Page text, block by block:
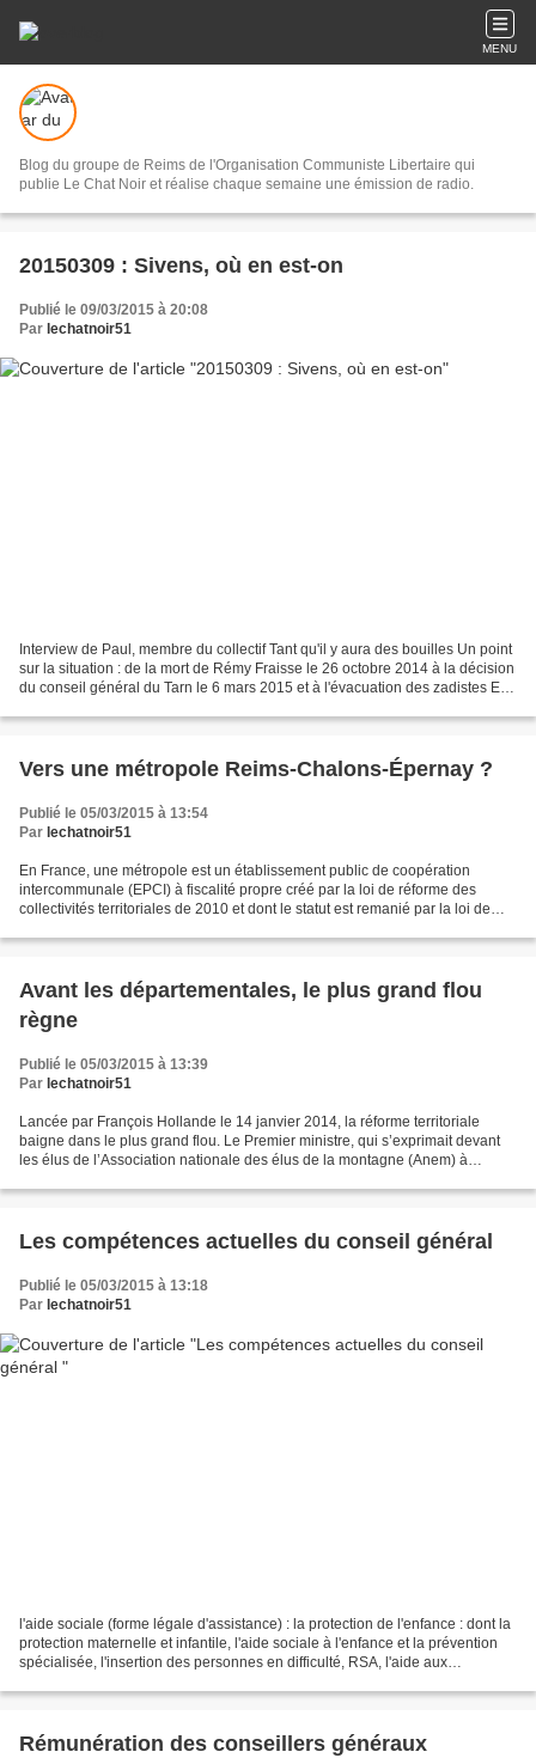
MENU
Blog du groupe de Reims de l'Organisation Communiste Libertaire qui
publie Le Chat Noir et réalise chaque semaine une émission de radio.
20150309 : Sivens, où en est-on
Publié le 09/03/2015 à 20:08
Par lechatnoir51
Interview de Paul, membre du collectif Tant qu'il y aura des bouilles Un point
sur la situation : de la mort de Rémy Fraisse le 26 octobre 2014 à la décision
du conseil général du Tarn le 6 mars 2015 et à l'évacuation des zadistes En
Vers une métropole Reims-Chalons-Épernay ?
Publié le 05/03/2015 à 13:54
Par lechatnoir51
En France, une métropole est un établissement public de coopération
intercommunale (EPCI) à fiscalité propre créé par la loi de réforme des
collectivités territoriales de 2010 et dont le statut est remanié par la loi de
Avant les départementales, le plus grand flou
règne
Publié le 05/03/2015 à 13:39
Par lechatnoir51
Lancée par François Hollande le 14 janvier 2014, la réforme territoriale
baigne dans le plus grand flou. Le Premier ministre, qui s’exprimait devant
les élus de l’Association nationale des élus de la montagne (Anem) à
Les compétences actuelles du conseil général
Publié le 05/03/2015 à 13:18
Par lechatnoir51
l'aide sociale (forme légale d'assistance) : la protection de l'enfance : dont la
protection maternelle et infantile, l'aide sociale à l'enfance et la prévention
spécialisée, l'insertion des personnes en difficulté, RSA, l'aide aux
Rémunération des conseillers généraux